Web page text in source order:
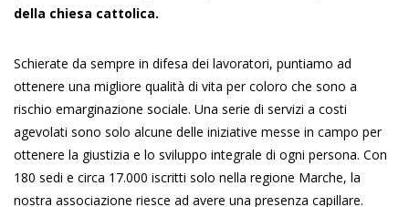
della chiesa cattolica.
Schierate da sempre in difesa dei lavoratori, puntiamo ad
ottenere una migliore qualità di vita per coloro che sono a
rischio emarginazione sociale. Una serie di servizi a costi
agevolati sono solo alcune delle iniziative messe in campo per
ottenere la giustizia e lo sviluppo integrale di ogni persona. Con
180 sedi e circa 17.000 iscritti solo nella regione Marche, la
nostra associazione riesce ad avere una presenza capillare.